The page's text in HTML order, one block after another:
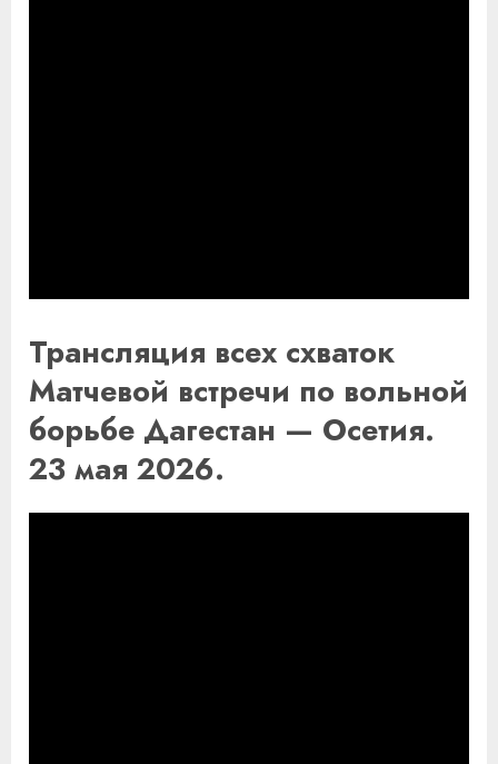
Трансляция всех схваток
Матчевой встречи по вольной
борьбе Дагестан — Осетия.
23 мая 2026.